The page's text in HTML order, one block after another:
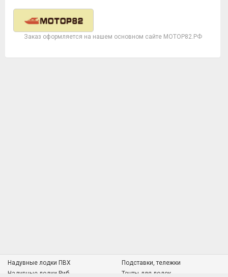
Заказ оформляется на нашем основном сайте МОТОР82.РФ
Надувные лодки ПВХ
Надувные лодки Риб
Подставки, тележки
Тенты для лодок